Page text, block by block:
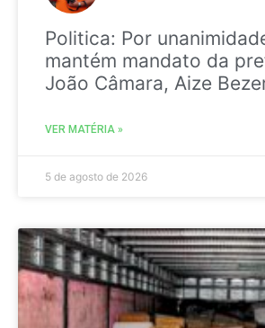
Politica: Por
mantém mandato da
João Câmara, Aize
VER MATÉRIA »
5 de agosto de 2026